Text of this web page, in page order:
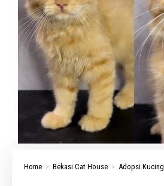
Home > Bekasi Cat House > Adopsi Kucing